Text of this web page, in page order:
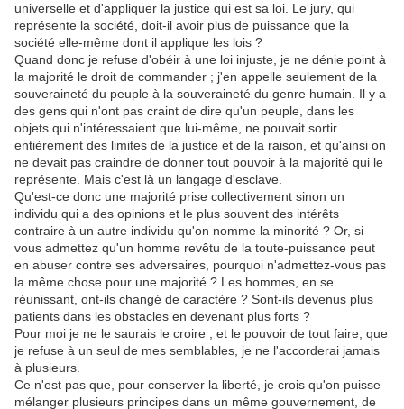
universelle et d'appliquer la justice qui est sa loi. Le jury, qui
représente la société, doit-il avoir plus de puissance que la
société elle-même dont il applique les lois ?
Quand donc je refuse d'obéir à une loi injuste, je ne dénie point à
la majorité le droit de commander ; j'en appelle seulement de la
souveraineté du peuple à la souveraineté du genre humain. Il y a
des gens qui n'ont pas craint de dire qu'un peuple, dans les
objets qui n'intéressaient que lui-même, ne pouvait sortir
entièrement des limites de la justice et de la raison, et qu'ainsi on
ne devait pas craindre de donner tout pouvoir à la majorité qui le
représente. Mais c'est là un langage d'esclave.
Qu'est-ce donc une majorité prise collectivement sinon un
individu qui a des opinions et le plus souvent des intérêts
contraire à un autre individu qu'on nomme la minorité ? Or, si
vous admettez qu'un homme revêtu de la toute-puissance peut
en abuser contre ses adversaires, pourquoi n'admettez-vous pas
la même chose pour une majorité ? Les hommes, en se
réunissant, ont-ils changé de caractère ? Sont-ils devenus plus
patients dans les obstacles en devenant plus forts ?
Pour moi je ne le saurais le croire ; et le pouvoir de tout faire, que
je refuse à un seul de mes semblables, je ne l'accorderai jamais
à plusieurs.
Ce n'est pas que, pour conserver la liberté, je crois qu'on puisse
mélanger plusieurs principes dans un même gouvernement, de